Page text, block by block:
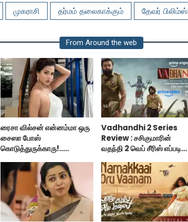
முகராசி தர்மம் தலைகாக்கும் தேவர் பிலிம்ஸ்
From Around the web
ரைசா வில்சன் என்னம்மா ஒரு
சைஸா போஸ்
கொடுத்துருக்காரு!..
Vadhandhi 2 Series
Review : சசிகுமாரின்
வதந்தி 2 வெப் சீரிஸ் எப்படி
விமர்சனம்!